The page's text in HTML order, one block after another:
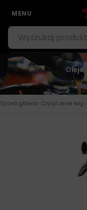
MENU
Oleje
Strona główna › Czyszczenie felg ›